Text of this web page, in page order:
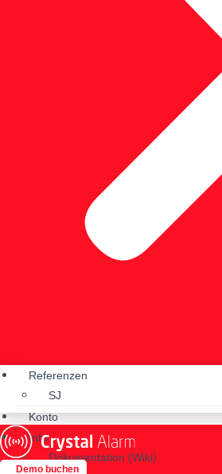
Referenzen
SJ
Konto
Info
Dokumentation (Wiki)
Demo buchen